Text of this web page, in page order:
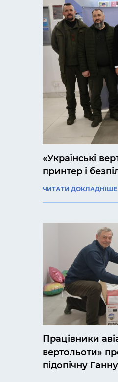
«Українські
принтер і
ЧИТАТИ ДОКЛАДНІШЕ
Працівники
вертольоти»
підопічну